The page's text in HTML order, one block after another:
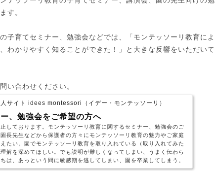
す。
子育てセミナー、勉強会などでは、「モンテッソーリ教育によ
わかりやすく知ることができた！」と大きな反響をいただいて
い合わせください。
サイト idees montessori（イデー・モンテッソーリ）
、勉強会をご希望の方へ
しております。モンテッソーリ教育に関するセミナー、勉強会のご
長先生などから保護者の方々にモンテッソーリ教育の魅力やご家庭
たい。園でモンテッソーリ教育を取り入れている（取り入れてみた
解を深めてほしい。でも説明が難しくなってしまい、うまく伝わら
は、あっという間に敏感期を逃してしまい、園を卒業してしまう。